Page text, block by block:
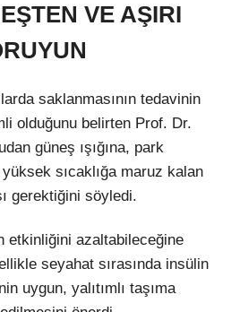
VE AŞIRI
saklanmasının tedavinin
olduğunu belirten Prof. Dr.
güneş ışığına, park
sıcaklığa maruz kalan
gerektiğini söyledi.
etkinliğini azaltabileceğine
seyahat sırasında insülin
uygun, yalıtımlı taşıma